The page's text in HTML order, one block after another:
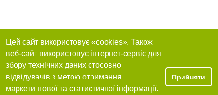
Цей сайт використовує «cookies». Також
веб-сайт використовує інтернет-сервіс для
збору технічних даних стосовно
відвідувачів з метою отримання
маркетингової та статистичної інформації.
Прийняти